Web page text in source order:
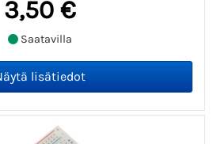
3,50 €
Saatavilla